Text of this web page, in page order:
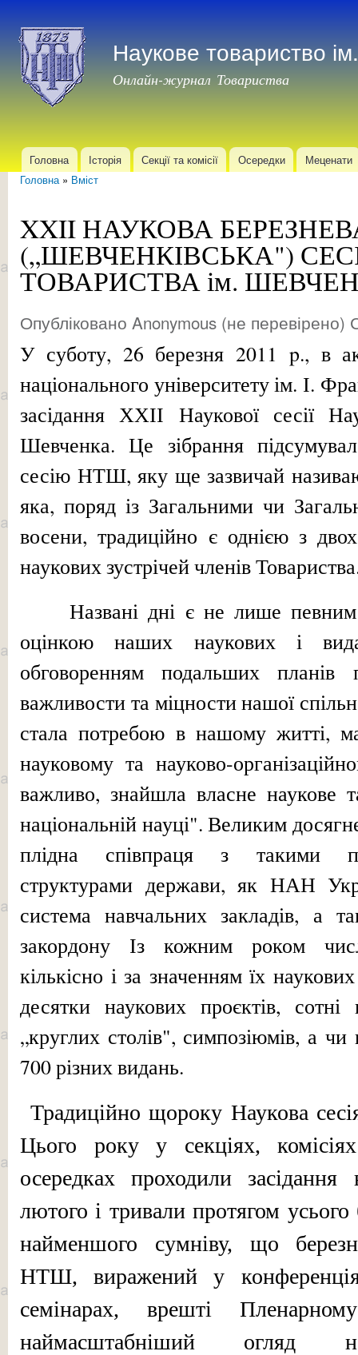
Наукове товариство
Онлайн-журнал Товариства
Головне меню
Головна Історія Секції та комісії Осередки Меценати
Головна» Вміст
XXII НАУКОВА
(„ШЕВЧЕНКІВСЬКА")
ТОВАРИСТВА ім.
Опубліковано Anonymous (не перевірено)
У суботу, 26 березня 2011 p., в
національного університету ім. І.
засідання ХХІІ Наукової сесії
Шевченка. Це зі­брання
сесію НТШ, яку ще зазвичай
яка, поряд із Загальними чи
восе­ни, традиційно є однією з
наукових зустрічей членів
Названі дні є не лише певним
оцінкою наших наукових і
обговорен­ням подальших
важливости та міцности нашої
стала потребою в нашому житті,
науковому та науково-
важливо, знайшла власне наукове
національній науці". Великим
плідна співпраця з такими
структурами держави, як НАН
система навчальних закладів, а
закордону Із кожним роком
кількісно і за значенням їх
десятки наукових проєктів, сотні
„круглих столів", симпозіюмів, а
700 різних видань.
Традиційно щороку Наукова
Цього року у секціях,
осередках про­ходили засідання
лютого і тривали протягом
найменшого сумніву, що
НТШ, вира­жений у
семінарах, врешті
наймасштабніший огляд